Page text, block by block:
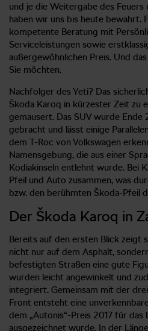
und je die Weitergabe des Feuers
haben wir uns bis heute bewahrt.
kompetente Beratung mit
Serviceleistungen sowie
außergewöhnlichen Preis. Und
Sie möchten.
Nachfolger des Yeti? Das
Škoda Karoq in kürzester Zeit zu
gemausert. Das SUV wurde Ende
gebracht und lässt einige
dem T-Roc von Volkswagen
Namensgebung, die aus einer
Kodiakinseln entlehnt wurde. Bei
Pfeil und Auto zusammen, was
bzw. den berühmten Škoda-Pfeil
Der Škoda Karoq in
Bereits auf den ersten Blick zeigt
nicht nur auf dem Asphalt,
befestigten Straßen eine gute
wurden leicht angewinkelt und
integriert. Gemeinsam mit der
Front entsteht eine
dem „Autonis“-Preis 2017 für
ausgezeichnet wurde. In der